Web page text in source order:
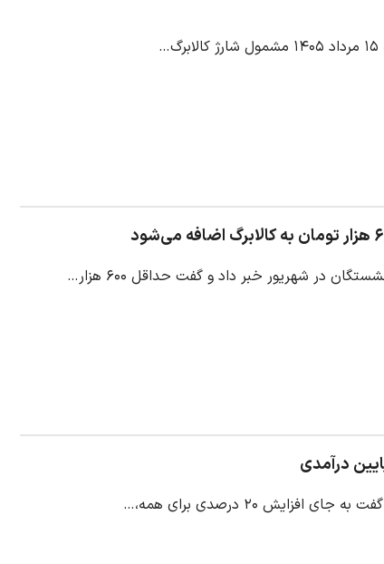
شهریور خبر داد و گفت حداقل ۶۰۰ هزار…
۲۰ درصدی برای همه،…